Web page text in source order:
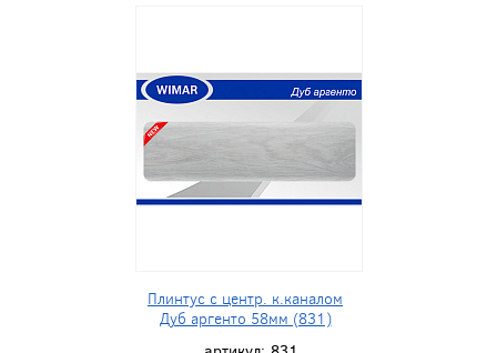
Плинтус с центр. к.каналом
Дуб аргенто 58мм (831)